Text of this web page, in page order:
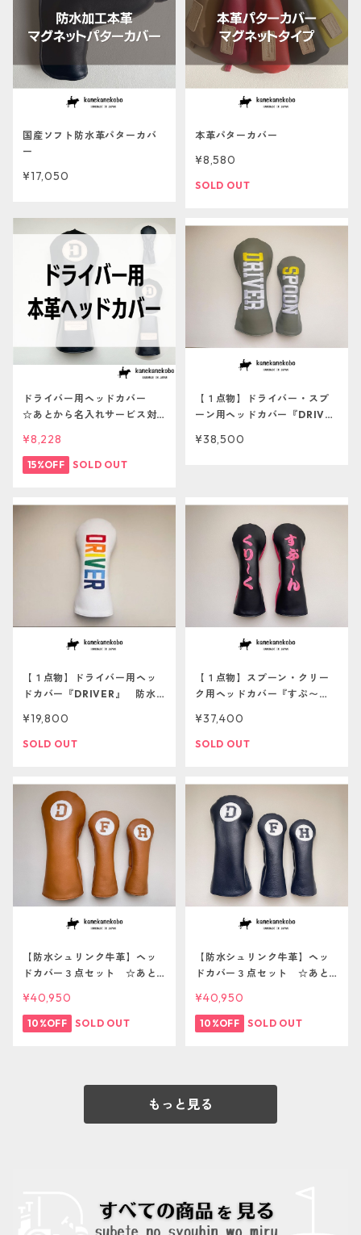
国産ソフト防水革パターカバ
ー
¥17,050
本革パターカバー
¥8,580
SOLD OUT
ドライバー用ヘッドカバー
☆あとから名入れサービス対
¥8,228
15%OFF SOLD OUT
【１点物】ドライバー・スプ
ーン用ヘッドカバー『DRIVE
革 あとから名入れ対象
¥38,500
【１点物】ドライバー用ヘッ
ドカバー『DRIVER』 防水
象
¥19,800
SOLD OUT
【１点物】スプーン・クリー
ク用ヘッドカバー『すぷ〜
革 あとから名入れ対象
¥37,400
SOLD OUT
【防水シュリンク牛革】ヘッ
ドカバー３点セット ☆あと
¥40,950
10%OFF SOLD OUT
【防水シュリンク牛革】ヘッ
ドカバー３点セット ☆あと
¥40,950
10%OFF SOLD OUT
もっと見る